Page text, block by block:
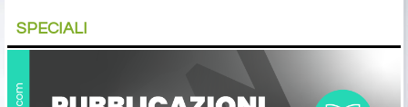
SPECIALI